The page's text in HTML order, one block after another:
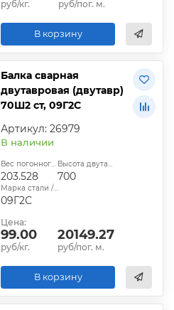
руб/кг. руб/пог. м.
В корзину
Балка сварная
двутавровая (двутавр)
70Ш2 ст, 09Г2С
Артикул: 26979
В наличии
Вес погонного метра, кг:
203.528
Высота двутавра:
700
Марка стали / сплава:
09Г2С
Цена:
99.00
руб/кг.
20149.27
руб/пог. м.
В корзину